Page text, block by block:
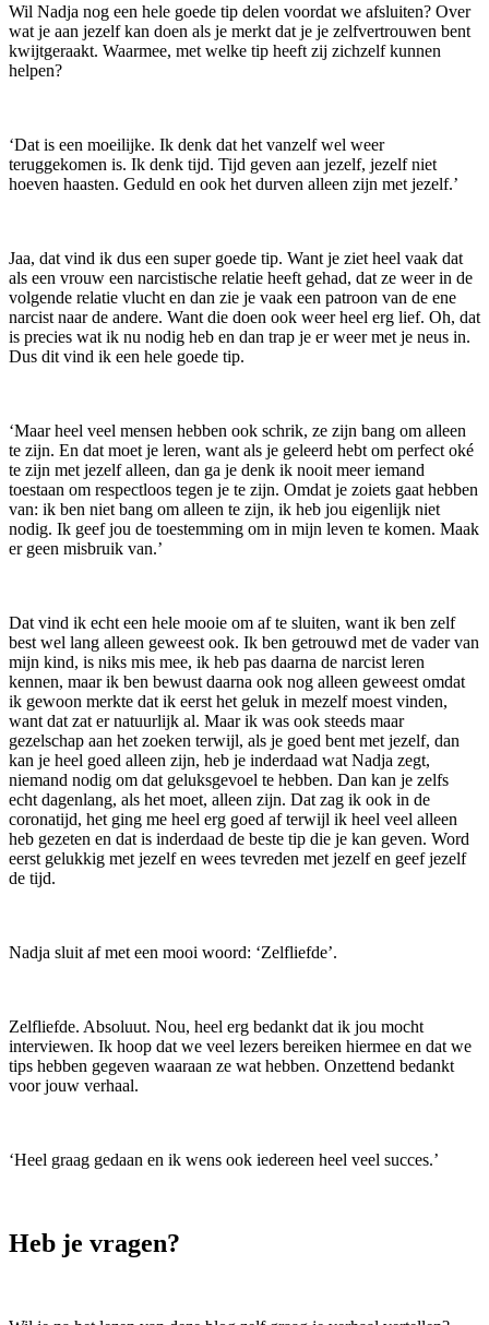
Wil Nadja nog een hele goede tip delen voordat we afsluiten? Over
wat je aan jezelf kan doen als je merkt dat je je zelfvertrouwen bent
kwijtgeraakt. Waarmee, met welke tip heeft zij zichzelf kunnen
helpen?
‘Dat is een moeilijke. Ik denk dat het vanzelf wel weer
teruggekomen is. Ik denk tijd. Tijd geven aan jezelf, jezelf niet
hoeven haasten. Geduld en ook het durven alleen zijn met jezelf.’
Jaa, dat vind ik dus een super goede tip. Want je ziet heel vaak dat
als een vrouw een narcistische relatie heeft gehad, dat ze weer in de
volgende relatie vlucht en dan zie je vaak een patroon van de ene
narcist naar de andere. Want die doen ook weer heel erg lief. Oh, dat
is precies wat ik nu nodig heb en dan trap je er weer met je neus in.
Dus dit vind ik een hele goede tip.
‘Maar heel veel mensen hebben ook schrik, ze zijn bang om alleen
te zijn. En dat moet je leren, want als je geleerd hebt om perfect oké
te zijn met jezelf alleen, dan ga je denk ik nooit meer iemand
toestaan om respectloos tegen je te zijn. Omdat je zoiets gaat hebben
van: ik ben niet bang om alleen te zijn, ik heb jou eigenlijk niet
nodig. Ik geef jou de toestemming om in mijn leven te komen. Maak
er geen misbruik van.’
Dat vind ik echt een hele mooie om af te sluiten, want ik ben zelf
best wel lang alleen geweest ook. Ik ben getrouwd met de vader van
mijn kind, is niks mis mee, ik heb pas daarna de narcist leren
kennen, maar ik ben bewust daarna ook nog alleen geweest omdat
ik gewoon merkte dat ik eerst het geluk in mezelf moest vinden,
want dat zat er natuurlijk al. Maar ik was ook steeds maar
gezelschap aan het zoeken terwijl, als je goed bent met jezelf, dan
kan je heel goed alleen zijn, heb je inderdaad wat Nadja zegt,
niemand nodig om dat geluksgevoel te hebben. Dan kan je zelfs
echt dagenlang, als het moet, alleen zijn. Dat zag ik ook in de
coronatijd, het ging me heel erg goed af terwijl ik heel veel alleen
heb gezeten en dat is inderdaad de beste tip die je kan geven. Word
eerst gelukkig met jezelf en wees tevreden met jezelf en geef jezelf
de tijd.
Nadja sluit af met een mooi woord: ‘Zelfliefde’.
Zelfliefde. Absoluut. Nou, heel erg bedankt dat ik jou mocht
interviewen. Ik hoop dat we veel lezers bereiken hiermee en dat we
tips hebben gegeven waaraan ze wat hebben. Onzettend bedankt
voor jouw verhaal.
‘Heel graag gedaan en ik wens ook iedereen heel veel succes.’
Heb je vragen?